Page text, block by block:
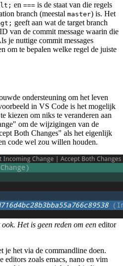
en === is de staat van die regels
branch (meestal master) is. Het
geeft aan wat de target branch
van de commit message waarin die
je nuttige commit messages
om te bepalen welke regel de juiste
ondersteuning om het leven
in VS Code is het mogelijk
kiezen om niks te veranderen aan
om de wijzigingen van de
Both Changes" als het eigenlijk
code wel zou willen houden.
Het is geen reden om een editor
je het via de commandline doen.
editors zoals emacs, nano en vim